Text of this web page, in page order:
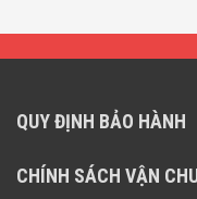
QUY ĐỊNH BẢO HÀNH
CHÍNH SÁCH VẬN